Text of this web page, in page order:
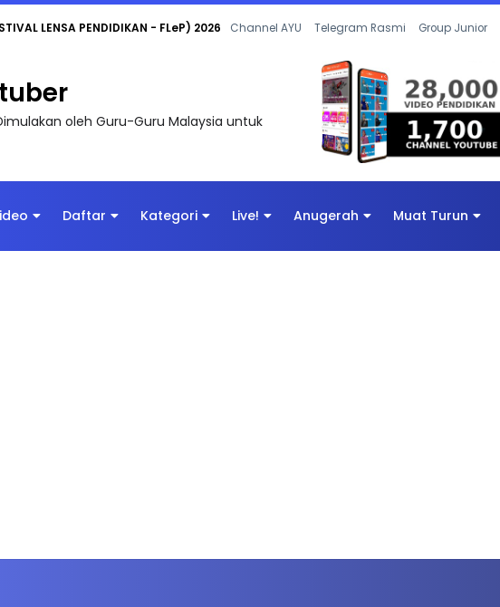
LENSA PENDIDIKAN - FLeP) 2026 Channel AYU Telegram Rasmi Group Junior
oleh Guru-Guru Malaysia untuk
Daftar Kategori Live! Anugerah Muat Turun